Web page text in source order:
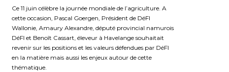
Ce 11 juin célèbre la journée mondiale de l’agriculture. A
cette occasion, Pascal Goergen, Président de DéFI
Wallonie, Amaury Alexandre, député provincial namurois
DéFI et Benoît Cassart, éleveur à Havelange souhaitait
revenir sur les positions et les valeurs défendues par DéFI
en la matière mais aussi les enjeux autour de cette
thématique.